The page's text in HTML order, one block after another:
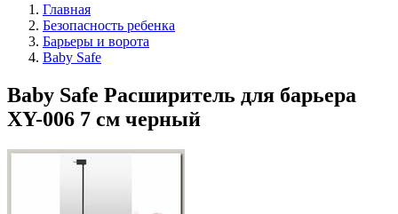
Главная
Безопасность ребенка
Барьеры и ворота
Baby Safe
Baby Safe Расширитель для барьера
XY-006 7 см черный